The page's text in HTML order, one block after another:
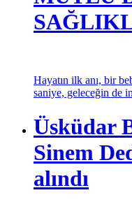
MUTLU
Hayatın ilk anı, bir
Üsküdar
Sinem
alındı